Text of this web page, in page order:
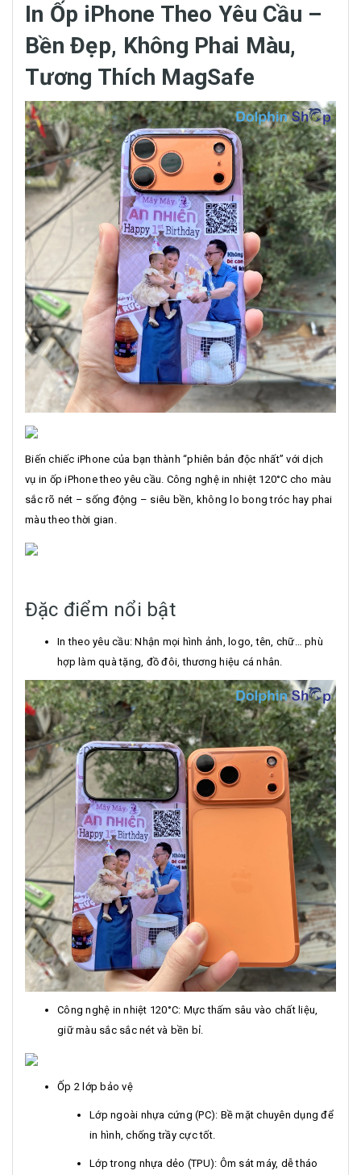
In Ốp iPhone Theo Yêu Cầu –
Bền Đẹp, Không Phai Màu,
Tương Thích MagSafe
Biến chiếc iPhone của bạn thành “phiên bản độc nhất” với dịch
vụ in ốp iPhone theo yêu cầu. Công nghệ in nhiệt 120°C cho màu
sắc rõ nét – sống động – siêu bền, không lo bong tróc hay phai
màu theo thời gian.
Đặc điểm nổi bật
In theo yêu cầu: Nhận mọi hình ảnh, logo, tên, chữ… phù
hợp làm quà tặng, đồ đôi, thương hiệu cá nhân.
Công nghệ in nhiệt 120°C: Mực thấm sâu vào chất liệu,
giữ màu sắc sắc nét và bền bỉ.
Ốp 2 lớp bảo vệ
Lớp ngoài nhựa cứng (PC): Bề mặt chuyên dụng để
in hình, chống trầy cực tốt.
Lớp trong nhựa dẻo (TPU): Ôm sát máy, dễ tháo